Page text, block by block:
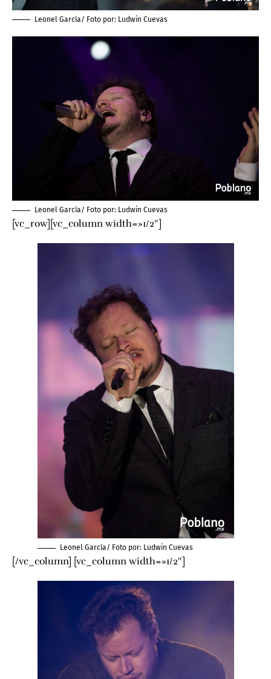
Leonel García/ Foto por: Ludwin Cuevas
Leonel García/ Foto por: Ludwin Cuevas
[vc_row][vc_column width=»1/2″]
Leonel García/ Foto por:Ludwin Cuevas
[/vc_column] [vc_column width=»1/2″]